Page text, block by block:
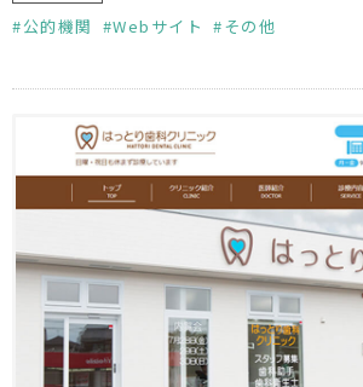
公的機関
Webサイト
その他